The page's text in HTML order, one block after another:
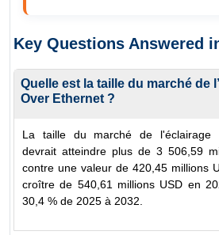
Key Questions Answered
Quelle est la taille du marché de
Over Ethernet ?
La taille du marché de l'éclairage
devrait atteindre plus de 3 506,59
contre une valeur de 420,45 millions
croître de 540,61 millions USD en
30,4 % de 2025 à 2032.